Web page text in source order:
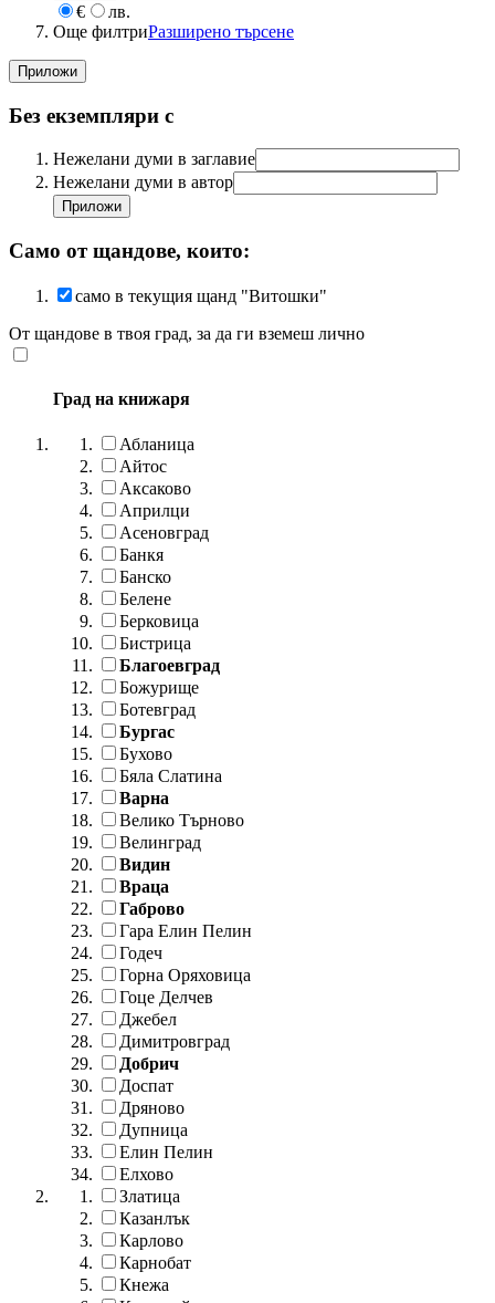
€
лв.
Още филтриРазширено търсене
Без екземпляри с
Нежелани думи в заглавие
Нежелани думи в автор
Само от щандове, които:
само в текущия щанд "Витошки"
От щандове в твоя град, за да ги вземеш лично
Град на книжаря
Абланица
Айтос
Аксаково
Априлци
Асеновград
Банкя
Банско
Белене
Берковица
Бистрица
Благоевград
Божурище
Ботевград
Бургас
Бухово
Бяла Слатина
Варна
Велико Търново
Велинград
Видин
Враца
Габрово
Гара Елин Пелин
Годеч
Горна Оряховица
Гоце Делчев
Джебел
Димитровград
Добрич
Доспат
Дряново
Дупница
Елин Пелин
Елхово
Златица
Казанлък
Карлово
Карнобат
Кнежа